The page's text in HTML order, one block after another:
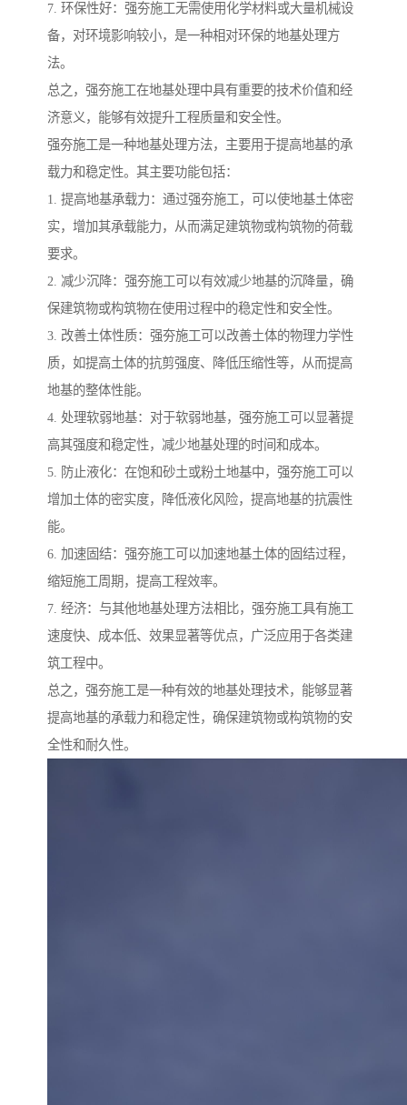
7. 环保性好：强夯施工无需使用化学材料或大量机械设
备，对环境影响较小，是一种相对环保的地基处理方
法。
总之，强夯施工在地基处理中具有重要的技术价值和经
济意义，能够有效提升工程质量和安全性。
强夯施工是一种地基处理方法，主要用于提高地基的承
载力和稳定性。其主要功能包括：
1. 提高地基承载力：通过强夯施工，可以使地基土体密
实，增加其承载能力，从而满足建筑物或构筑物的荷载
要求。
2. 减少沉降：强夯施工可以有效减少地基的沉降量，确
保建筑物或构筑物在使用过程中的稳定性和安全性。
3. 改善土体性质：强夯施工可以改善土体的物理力学性
质，如提高土体的抗剪强度、降低压缩性等，从而提高
地基的整体性能。
4. 处理软弱地基：对于软弱地基，强夯施工可以显著提
高其强度和稳定性，减少地基处理的时间和成本。
5. 防止液化：在饱和砂土或粉土地基中，强夯施工可以
增加土体的密实度，降低液化风险，提高地基的抗震性
能。
6. 加速固结：强夯施工可以加速地基土体的固结过程，
缩短施工周期，提高工程效率。
7. 经济：与其他地基处理方法相比，强夯施工具有施工
速度快、成本低、效果显著等优点，广泛应用于各类建
筑工程中。
总之，强夯施工是一种有效的地基处理技术，能够显著
提高地基的承载力和稳定性，确保建筑物或构筑物的安
全性和耐久性。